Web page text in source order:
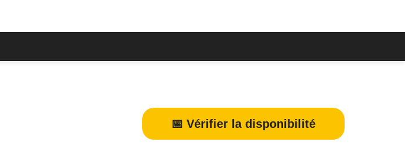
📅 Vérifier la disponibilité